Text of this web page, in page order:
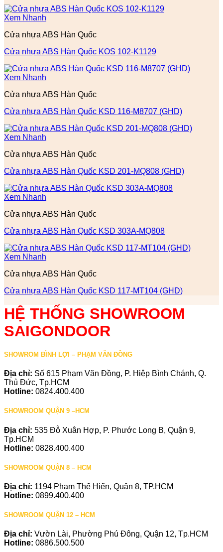
Xem Nhanh
Cửa nhựa ABS Hàn Quốc
Cửa nhựa ABS Hàn Quốc KOS 102-K1129
Xem Nhanh
Cửa nhựa ABS Hàn Quốc
Cửa nhựa ABS Hàn Quốc KSD 116-M8707 (GHD)
Xem Nhanh
Cửa nhựa ABS Hàn Quốc
Cửa nhựa ABS Hàn Quốc KSD 201-MQ808 (GHD)
Xem Nhanh
Cửa nhựa ABS Hàn Quốc
Cửa nhựa ABS Hàn Quốc KSD 303A-MQ808
Xem Nhanh
Cửa nhựa ABS Hàn Quốc
Cửa nhựa ABS Hàn Quốc KSD 117-MT104 (GHD)
HỆ THỐNG SHOWROOM
SAIGONDOOR
SHOWROM BÌNH LỢI – PHẠM VĂN ĐỒNG
Địa chỉ: Số 615 Phạm Văn Đồng, P. Hiệp Bình Chánh, Q.
Thủ Đức, Tp.HCM
Hotline: 0824.400.400
SHOWROOM QUẬN 9 –HCM
Địa chỉ: 535 Đỗ Xuân Hợp, P. Phước Long B, Quận 9,
Tp.HCM
Hotline: 0828.400.400
SHOWROOM QUẬN 8 – HCM
Địa chỉ: 1194 Phạm Thế Hiển, Quận 8, TP.HCM
Hotline: 0899.400.400
SHOWROOM QUẬN 12 – HCM
Địa chỉ: Vườn Lài, Phường Phú Đông, Quận 12, Tp.HCM
Hotline: 0886.500.500